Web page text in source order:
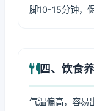
脚10-15分钟，
四、饮食
气温偏高，容易